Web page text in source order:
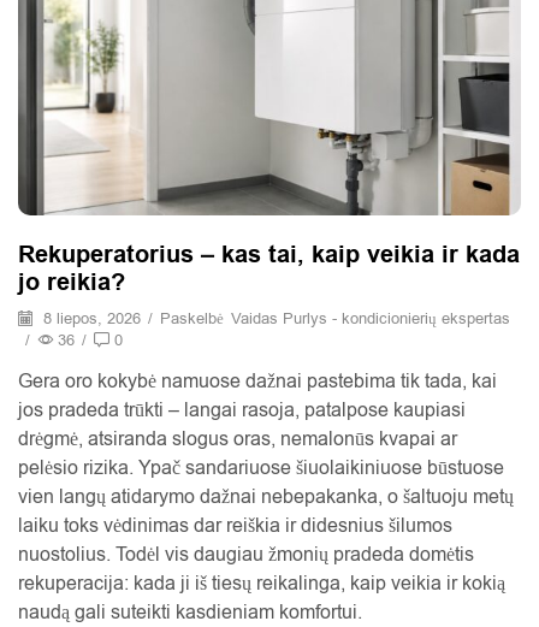
Rekuperatorius – kas tai, kaip veikia ir kada
jo reikia?
8 liepos, 2026 / Paskelbė Vaidas Purlys - kondicionierių ekspertas
/
36 / 0
Gera oro kokybė namuose dažnai pastebima tik tada, kai
jos pradeda trūkti – langai rasoja, patalpose kaupiasi
drėgmė, atsiranda slogus oras, nemalonūs kvapai ar
pelėsio rizika. Ypač sandariuose šiuolaikiniuose būstuose
vien langų atidarymo dažnai nebepakanka, o šaltuoju metų
laiku toks vėdinimas dar reiškia ir didesnius šilumos
nuostolius. Todėl vis daugiau žmonių pradeda domėtis
rekuperacija: kada ji iš tiesų reikalinga, kaip veikia ir kokią
naudą gali suteikti kasdieniam komfortui.